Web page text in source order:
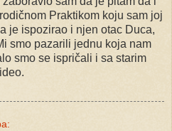
Praktikom koju sam joj
je ispozirao i njen otac Duca,
smo pazarili jednu koja nam
smo se ispričali i sa starim